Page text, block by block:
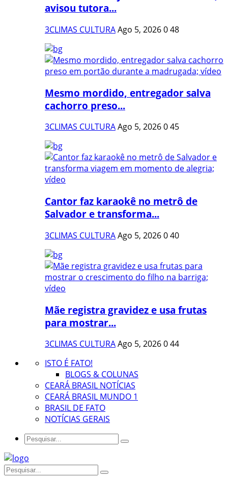
avisou tutora...
3CLIMAS CULTURAAgo 5, 2026048
Mesmo mordido, entregador salva
cachorro preso...
3CLIMAS CULTURAAgo 5, 2026045
Cantor faz karaokê no metrô de
Salvador e transforma...
3CLIMAS CULTURAAgo 5, 2026040
Mãe registra gravidez e usa frutas
para mostrar...
3CLIMAS CULTURAAgo 5, 2026044
ISTO É FATO!
BLOGS & COLUNAS
CEARÁ BRASIL NOTÍCIAS
CEARÁ BRASIL MUNDO 1
BRASIL DE FATO
NOTÍCIAS GERAIS